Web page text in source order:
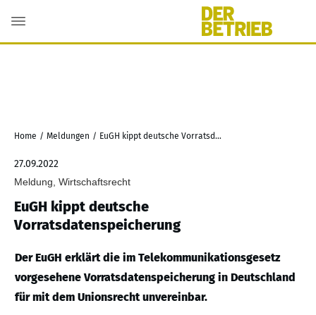
Home / Meldungen / EuGH kippt deutsche Vorratsdatenspeicherung
27.09.2022
Meldung, Wirtschaftsrecht
EuGH kippt deutsche
Vorratsdatenspeicherung
Der EuGH erklärt die im Telekommunikationsgesetz
vorgesehene Vorratsdatenspeicherung in Deutschland
für mit dem Unionsrecht unvereinbar.